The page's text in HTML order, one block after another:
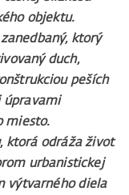
objektu.
ktorý
duch,
peších
úpravami
miesto.
ktorá odráža život
urbanistickej
výtvarného diela